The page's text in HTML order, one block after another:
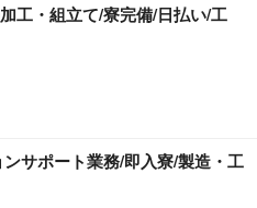
工・組立て/寮完備/日払い/工
サポート業務/即入寮/製造・工